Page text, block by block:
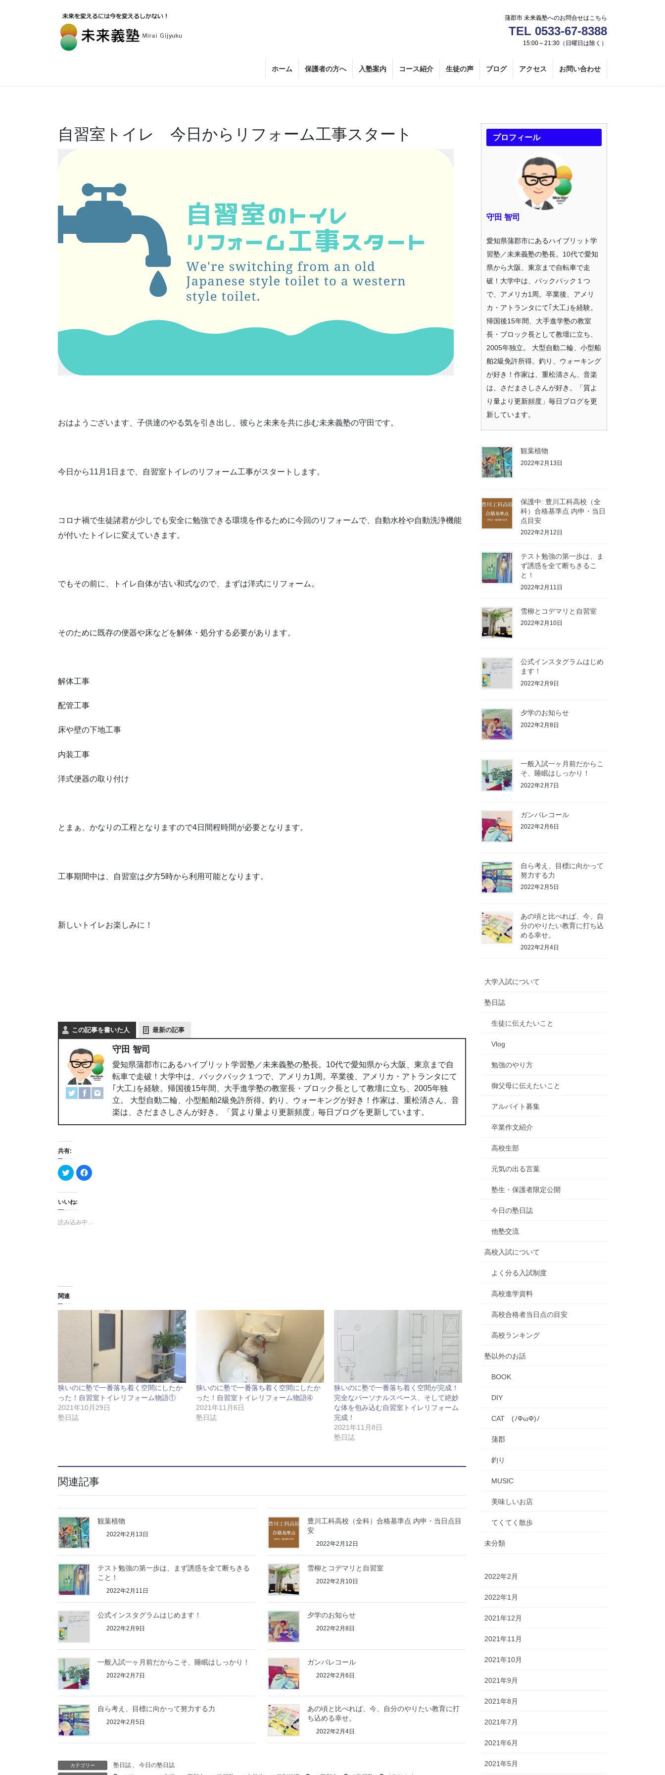
蒲郡市 未来義塾へのお問合せはこちら
TEL 0533-67-8388
15:00～21:30（日曜日は除く）
ホーム 保護者の方へ 入塾案内 コース紹介 生徒の声 ブログ アクセス お問い合わせ
自習室トイレ 今日からリフォーム工事スタート
おはようございます、子供達のやる気を引き出し、彼らと未来を共に歩む未来義塾の守田です。
今日から11月1日まで、自習室トイレのリフォーム工事がスタートします。
コロナ禍で生徒諸君が少しでも安全に勉強できる環境を作るために今回のリフォームで、自動水栓や自動洗浄機能
が付いたトイレに変えていきます。
でもその前に、トイレ自体が古い和式なので、まずは洋式にリフォーム。
そのために既存の便器や床などを解体・処分する必要があります。
解体工事
配管工事
床や壁の下地工事
内装工事
洋式便器の取り付け
とまぁ、かなりの工程となりますので4日間程時間が必要となります。
工事期間中は、自習室は夕方5時から利用可能となります。
新しいトイレお楽しみに！
この記事を書いた人 最新の記事
守田 智司
愛知県蒲郡市にあるハイブリット学習塾／未来義塾の塾長。10代で愛知県から大阪、東京まで自
転車で走破！大学中は、バックパック１つで、アメリカ1周。卒業後、アメリカ・アトランタにて
｢大工｣を経験。帰国後15年間、大手進学塾の教室長・ブロック長として教壇に立ち、2005年独
立。 大型自動二輪、小型船舶2級免許所得。釣り、ウォーキングが好き！作家は、重松清さん、音
楽は、さだまさしさんが好き。「質より量より更新頻度」毎日ブログを更新しています。
共有:
ク
リ
し
て
T
w
i
t
ン
)
F
a
共
ィ
ド
ウ
き
ま
す
)
いいね:
読み込み中…
関連
狭いのに塾で一番落ち着く空間にしたか
った！自習室トイレリフォーム物語①
2021年10月29日
塾日誌
狭いのに塾で一番落ち着く空間にしたか
った！自習室トイレリフォーム物語➃
2021年11月6日
塾日誌
狭いのに塾で一番落ち着く空間が完成！
完全なパーソナルスペース、そして絶妙
な体を包み込む自習室トイレリフォーム
完成！
2021年11月8日
塾日誌
関連記事
観葉植物
2022年2月13日
豊川工科高校（全科）合格基準点 内申・当日点目
安
2022年2月12日
テスト勉強の第一歩は、まず誘惑を全て断ちきる
こと！
2022年2月11日
雪柳とコデマリと自習室
2022年2月10日
公式インスタグラムはじめます！
2022年2月9日
夕学のお知らせ
2022年2月8日
一般入試一ヶ月前だからこそ、睡眠はしっかり！
2022年2月7日
ガンバレコール
2022年2月6日
自ら考え、目標に向かって努力する力
2022年2月5日
あの頃と比べれば、今、自分のやりたい教育に打
ち込める幸せ。
2022年2月4日
カテゴリー 塾日誌 、 今日の塾日誌
プロフィール
守田 智司
愛知県蒲郡市にあるハイブリット学
習塾／未来義塾の塾長。10代で愛知
県から大阪、東京まで自転車で走
破！大学中は、バックパック１つ
で、アメリカ1周。卒業後、アメリ
カ・アトランタにて｢大工｣を経験。
帰国後15年間、大手進学塾の教室
長・ブロック長として教壇に立ち、
2005年独立。 大型自動二輪、小型船
舶2級免許所得。釣り、ウォーキング
が好き！作家は、重松清さん、音楽
は、さだまさしさんが好き。「質よ
り量より更新頻度」毎日ブログを更
新しています。
観葉植物
2022年2月13日
保護中: 豊川工科高校（全
科）合格基準点 内申・当日
点目安
2022年2月12日
テスト勉強の第一歩は、ま
ず誘惑を全て断ちきるこ
と！
2022年2月11日
雪柳とコデマリと自習室
2022年2月10日
公式インスタグラムはじめ
ます！
2022年2月9日
夕学のお知らせ
2022年2月8日
一般入試一ヶ月前だからこ
そ、睡眠はしっかり！
2022年2月7日
ガンバレコール
2022年2月6日
自ら考え、目標に向かって
努力する力
2022年2月5日
あの頃と比べれば、今、自
分のやりたい教育に打ち込
める幸せ。
2022年2月4日
大学入試について
塾日誌
生徒に伝えたいこと
Vlog
勉強のやり方
御父母に伝えたいこと
アルバイト募集
卒業作文紹介
高校生部
元気の出る言葉
塾生・保護者限定公開
今日の塾日誌
他塾交流
高校入試について
よく分る入試制度
高校進学資料
高校合格者当日点の目安
高校ランキング
塾以外のお話
BOOK
DIY
CAT (ﾉФωФ)ﾉ
蒲郡
釣り
MUSIC
美味しいお店
てくてく散歩
未分類
2022年2月
2022年1月
2021年12月
2021年11月
2021年10月
2021年9月
2021年8月
2021年7月
2021年6月
2021年5月